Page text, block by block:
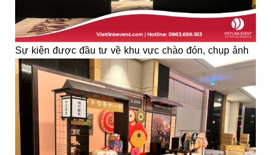
Sự kiện được đầu tư về khu vực chào đón, chụp ảnh